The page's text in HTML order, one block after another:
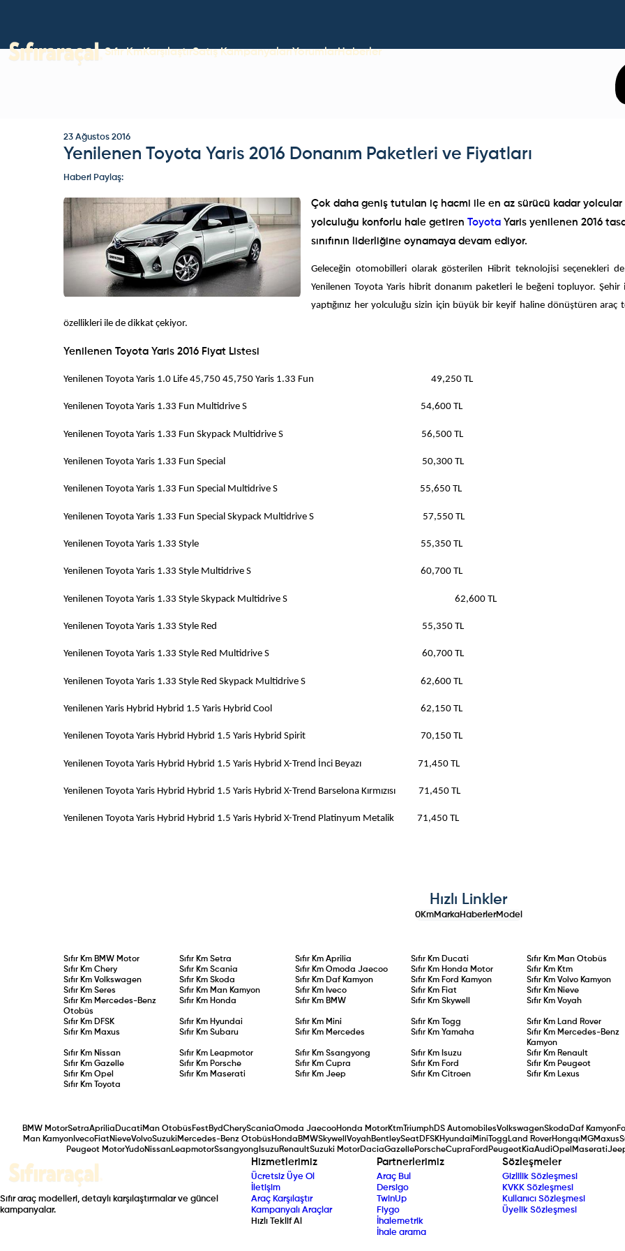
Sıfır KmKarşılaştırSatış KampanyalarıYorumlarHaberler
23 Ağustos 2016
Yenilenen Toyota Yaris 2016 Donanım Paketleri ve Fiyatları
Haberi Paylaş:
Çok daha geniş tutulan iç hacmi ile en az sürücü kadar yolcular
yolculuğu konforlu hale getiren
Toyota Yaris yenilenen 2016
sınıfının liderliğine oynamaya devam ediyor.
Geleceğin otomobilleri olarak gösterilen Hibrit teknolojisi seçenekleri
Yenilenen Toyota Yaris hibrit donanım paketleri le beğeni topluyor. Şehir
yaptığınız her yolculuğu sizin için büyük bir keyif haline dönüştüren araç
özellikleri ile de dikkat çekiyor.
Yenilenen Toyota Yaris 2016 Fiyat Listesi
Yenilenen Toyota Yaris 1.0 Life 45,750 45,750 Yaris 1.33 Fun 49,250 TL
Yenilenen Toyota Yaris 1.33 Fun Multidrive S 54,600 TL
Yenilenen Toyota Yaris 1.33 Fun Skypack Multidrive S 56,500 TL
Yenilenen Toyota Yaris 1.33 Fun Special 50,300 TL
Yenilenen Toyota Yaris 1.33 Fun Special Multidrive S 55,650 TL
Yenilenen Toyota Yaris 1.33 Fun Special Skypack Multidrive S 57,550 TL
Yenilenen Toyota Yaris 1.33 Style 55,350 TL
Yenilenen Toyota Yaris 1.33 Style Multidrive S 60,700 TL
Yenilenen Toyota Yaris 1.33 Style Skypack Multidrive S 62,600 TL
Yenilenen Toyota Yaris 1.33 Style Red 55,350 TL
Yenilenen Toyota Yaris 1.33 Style Red Multidrive S 60,700 TL
Yenilenen Toyota Yaris 1.33 Style Red Skypack Multidrive S 62,600 TL
Yenilenen Yaris Hybrid Hybrid 1.5 Yaris Hybrid Cool 62,150 TL
Yenilenen Toyota Yaris Hybrid Hybrid 1.5 Yaris Hybrid Spirit 70,150 TL
Yenilenen Toyota Yaris Hybrid Hybrid 1.5 Yaris Hybrid X-Trend İnci Beyazı 71,450 TL
Yenilenen Toyota Yaris Hybrid Hybrid 1.5 Yaris Hybrid X-Trend Barselona Kırmızısı 71,450 TL
Yenilenen Toyota Yaris Hybrid Hybrid 1.5 Yaris Hybrid X-Trend Platinyum Metalik 71,450 TL
Hızlı Linkler
0KmMarkaHaberlerModel
Sıfır Km BMW Motor Sıfır KmSetra Sıfır KmAprilia Sıfır Km Ducati Sıfır Km Man Otobüs
Sıfır KmChery Sıfır KmScania Sıfır KmOmoda Jaecoo Sıfır Km Honda Motor Sıfır Km Ktm
Sıfır KmVolkswagen Sıfır KmSkoda Sıfır Km Daf Kamyon Sıfır Km Ford Kamyon Sıfır Km Volvo Kamyon
Sıfır KmSeres Sıfır Km Man Kamyon Sıfır Km Iveco Sıfır Km Fiat Sıfır Km Nieve
Sıfır Km Mercedes-Benz
Otobüs
Sıfır Km Honda Sıfır Km BMW Sıfır Km Skywell Sıfır Km Voyah
Sıfır Km DFSK Sıfır Km Hyundai Sıfır Km Mini Sıfır Km Togg Sıfır Km Land Rover
Sıfır Km Maxus Sıfır KmSubaru Sıfır Km Mercedes Sıfır Km Yamaha Sıfır Km Mercedes-Benz
Kamyon
Sıfır Km Nissan Sıfır Km Leapmotor Sıfır KmSsangyong Sıfır Km Isuzu Sıfır Km Renault
Sıfır KmGazelle Sıfır Km Porsche Sıfır KmCupra Sıfır Km Ford Sıfır Km Peugeot
Sıfır KmOpel Sıfır Km Maserati Sıfır KmJeep Sıfır Km Citroen Sıfır Km Lexus
Sıfır Km
Toyota
BMW MotorSetraAprilia Ducati Man Otobüs FestBydCheryScaniaOmoda JaecooHonda MotorKtmTriumphDS AutomobilesVolkswagenSkoda Daf Kamyon
Man KamyonIvecoFiatNieveVolvoSuzuki Mercedes-Benz Otobüs Honda BMWSkywell VoyahBentleySeatDFSKHyundai Mini Togg Land RoverHongqı MGMaxus
Peugeot MotorYudoNissanLeapmotorSsangyong IsuzuRenaultSuzuki MotorDaciaGazellePorscheCupra Ford PeugeotKiaAudiOpel Maserati
Sıfır araç modelleri, detaylı karşılaştırmalar ve güncel
kampanyalar.
Hizmetlerimiz
Ücretsiz Üye Ol
İletişim
Araç Karşılaştır
Kampanyalı Araçlar
Hızlı Teklif Al
Partnerlerimiz
Araç Bul
Dersigo
TwinUp
Fiygo
İhalemetrik
İhale arama
Sözleşmeler
Gizlilik Sözleşmesi
KVKK Sözleşmesi
Kullanıcı Sözleşmesi
Üyelik Sözleşmesi